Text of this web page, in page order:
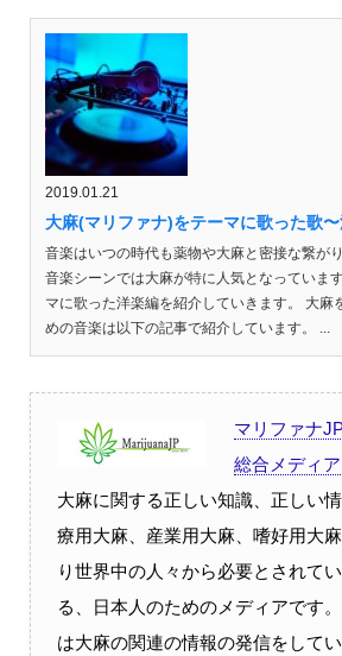
2019.01.21
大麻(マリファナ)をテーマに歌った歌
音楽はいつの時代も薬物や大麻と密接な繋が
音楽シーンでは大麻が特に人気となっていま
マに歌った洋楽編を紹介していきます。 大麻
めの音楽は以下の記事で紹介しています。 ...
マリファナ
総合メディア
大麻に関する正しい知識、正しい
療用大麻、産業用大麻、嗜好用大
り世界中の人々から必要とされて
る、日本人のためのメディアです
は大麻の関連の情報の発信をして